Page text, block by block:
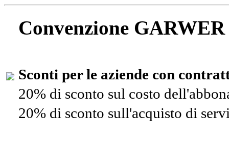
Convenzione
Sconti per le aziende con
20% di sconto sul costo
20% di sconto sull'acquisto di